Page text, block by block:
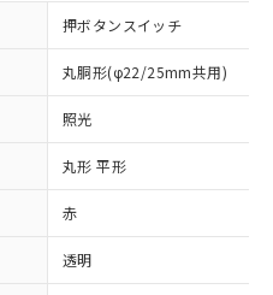
押ボタンスイッチ
丸胴形(φ22/25mm共用)
照光
丸形 平形
赤
透明